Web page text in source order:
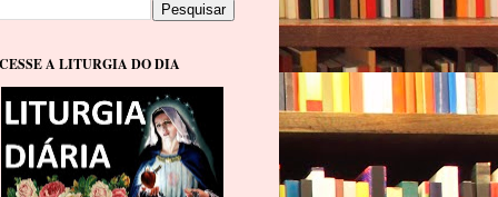
A LITURGIA DO DIA